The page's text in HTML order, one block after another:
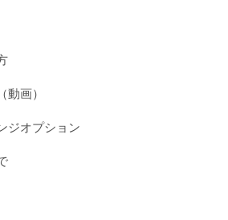
動画）
ジオプション